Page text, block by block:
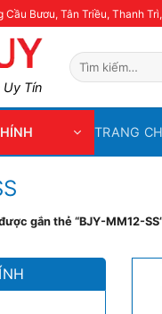
Bươu, Tân Triều, Thanh
Uy Tín
Tìm
kiếm:
TRANG
gắn thẻ “BJY-MM12-